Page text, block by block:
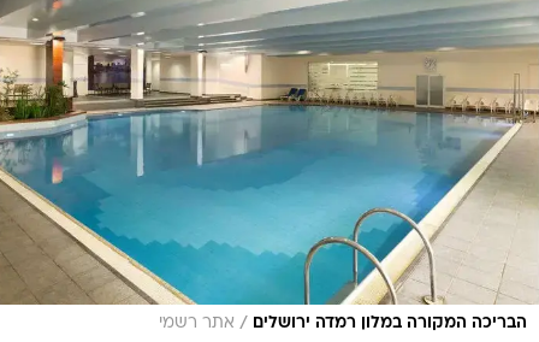
הבריכה המקורה במלון רמדה ירושלים / אתר רשמי